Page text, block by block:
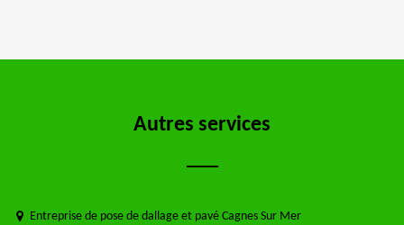
Autres services
Entreprise de pose de dallage et pavé Cagnes Sur Mer